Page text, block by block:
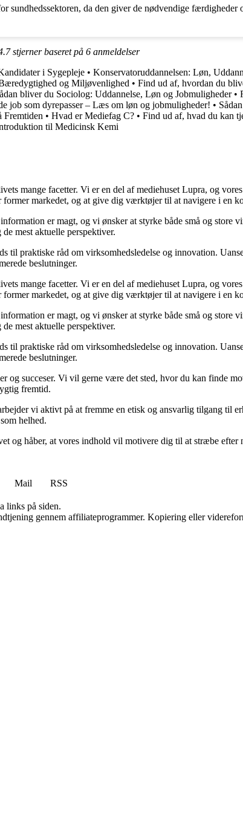
sundhedssektoren, da den giver de nødvendige
stjerner baseret på 6 anmeldelser
i Sygepleje • Konservatoruddannelsen: Løn,
og Miljøvenlighed • Find ud af, hvordan du
bliver du Sociolog: Uddannelse, Løn og Jobmuligheder•
job som dyrepasser – Læs om løn og jobmuligheder! •
• Hvad er Mediefag C? • Find ud af, hvad du kan
til Medicinsk Kemi
mange facetter. Vi er en del af mediehuset Lupra, og
markedet, og at give dig værktøjer til at navigere i en
er magt, og vi ønsker at styrke både små og store
mest aktuelle perspektiver.
til praktiske råd om virksomhedsledelse og innovation.
beslutninger.
mange facetter. Vi er en del af mediehuset Lupra, og
markedet, og at give dig værktøjer til at navigere i en
er magt, og vi ønsker at styrke både små og store
mest aktuelle perspektiver.
til praktiske råd om virksomhedsledelse og innovation.
beslutninger.
og succeser. Vi vil gerne være det sted, hvor du kan finde
fremtid.
vi aktivt på at fremme en etisk og ansvarlig tilgang til
helhed.
og håber, at vores indhold vil motivere dig til at stræbe
Mail
RSS
links på siden.
gennem affiliateprogrammer. Kopiering eller